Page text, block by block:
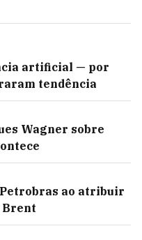
artificial — por
tendência
Wagner sobre
ao atribuir
Brent